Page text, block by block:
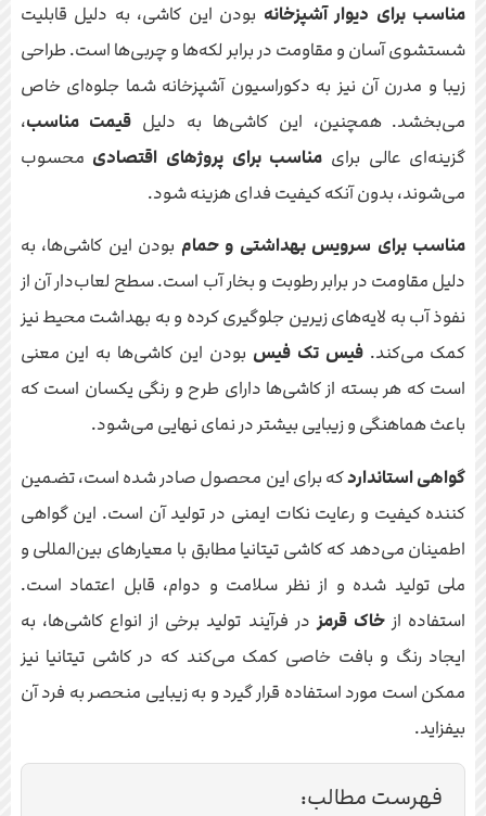
مناسب برای دیوار آشپزخانه بودن این کاشی، به دلیل قابلیت
شستشوی آسان و مقاومت در برابر لکه‌ها و چربی‌ها است. طراحی
زیبا و مدرن آن نیز به دکوراسیون آشپزخانه شما جلوه‌ای خاص
می‌بخشد. همچنین، این کاشی‌ها به دلیل قیمت مناسب،
گزینه‌ای عالی برای مناسب برای پروژهای اقتصادی محسوب
می‌شوند، بدون آنکه کیفیت فدای هزینه شود.
مناسب برای سرویس بهداشتی و حمام بودن این کاشی‌ها، به
دلیل مقاومت در برابر رطوبت و بخار آب است. سطح لعاب‌دار آن از
نفوذ آب به لایه‌های زیرین جلوگیری کرده و به بهداشت محیط نیز
کمک می‌کند.فیس تک فیس بودن این کاشی‌ها به این معنی
است که هر بسته از کاشی‌ها دارای طرح و رنگی یکسان است که
باعث هماهنگی و زیبایی بیشتر در نمای نهایی می‌شود.
گواهی استانداردکه برای این محصول صادر شده است، تضمین
کننده کیفیت و رعایت نکات ایمنی در تولید آن است. این گواهی
اطمینان می‌دهد که کاشی تیتانیا مطابق با معیارهای بین‌المللی و
ملی تولید شده و از نظر سلامت و دوام، قابل اعتماد است.
استفاده از خاک قرمزدر فرآیند تولید برخی از انواع کاشی‌ها، به
ایجاد رنگ و بافت خاصی کمک می‌کند که در کاشی تیتانیا نیز
ممکن است مورد استفاده قرار گیرد و به زیبایی منحصر به فرد آن
بیفزاید.
فهرست مطالب: